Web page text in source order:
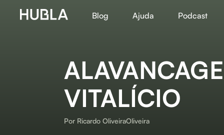
Blog Ajuda Podcast
VITALÍCIO
Por Ricardo OliveiraOliveira